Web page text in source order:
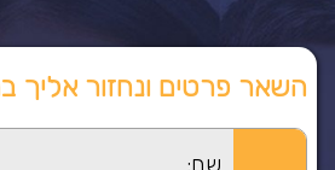
השאר פרטים ונחזור אליך